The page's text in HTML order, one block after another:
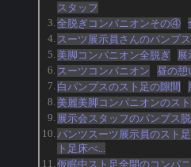
スタッフ
3. 全脱ぎコンパニオンその④
4. スーツ展示員さんのパンプ
5. 美脚コンパニオン全脱ぎ
6. スーツコンパニオン 昼の憩
7. 白パンプスのスト足の隙間
8. 美麗美脚コンパニオンのス
9. 展示会スタッフのパンプス
10. パンツスーツ展示員のスト足
ト足床べ...
11. 仮眠中スト足全開のコンパニ